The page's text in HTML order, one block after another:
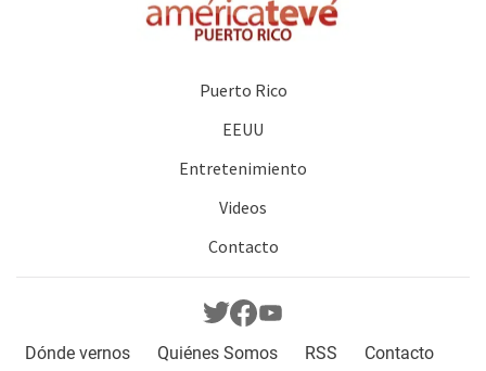
Puerto Rico
EEUU
Entretenimiento
Videos
Contacto
Dónde vernos Quiénes Somos RSS Contacto